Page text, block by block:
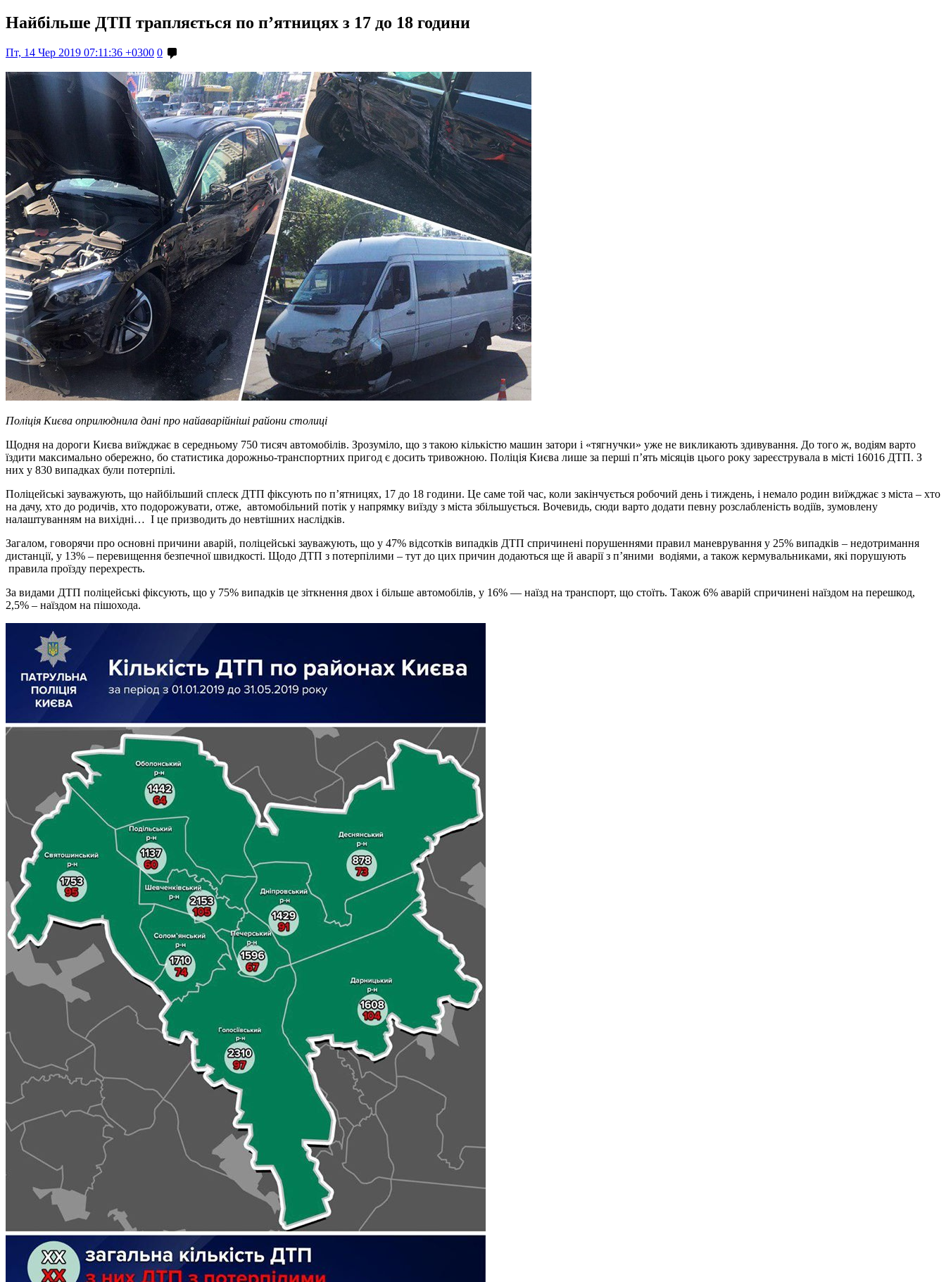
Найбільше ДТП трапляється по п’ятницях з 17 до 18 години
Пт, 14 Чер 2019 07:11:36 +0300 0
Поліція Києва оприлюднила дані про найаварійніші райони столиці
Щодня на дороги Києва виїжджає в середньому 750 тисяч автомобілів. Зрозуміло, що з такою кількістю машин затори і «тягнучки» уже не викликають здивування. До того ж, водіям варто
їздити максимально обережно, бо статистика дорожньо-транспортних пригод є досить тривожною. Поліція Києва лише за перші п’ять місяців цього року зареєструвала в місті 16016 ДТП. З
них у 830 випадках були потерпілі.
Поліцейські зауважують, що найбільший сплеск ДТП фіксують по п’ятницях, 17 до 18 години. Це саме той час, коли закінчується робочий день і тиждень, і немало родин виїжджає з міста – хто
на дачу, хто до родичів, хто подорожувати, отже, автомобільний потік у напрямку виїзду з міста збільшується. Вочевидь, сюди варто додати певну розслабленість водіїв, зумовлену
налаштуванням на вихідні… І це призводить до невтішних наслідків.
Загалом, говорячи про основні причини аварій, поліцейські зауважують, що у 47% відсотків випадків ДТП спричинені порушеннями правил маневрування у 25% випадків – недотримання
дистанції, у 13% – перевищення безпечної швидкості. Щодо ДТП з потерпілими – тут до цих причин додаються ще й аварії з п’яними водіями, а також кермувальниками, які порушують
правила проїзду перехресть.
За видами ДТП поліцейські фіксують, що у 75% випадків це зіткнення двох і більше автомобілів, у 16% — наїзд на транспорт, що стоїть. Також 6% аварій спричинені наїздом на перешкод,
2,5% – наїздом на пішохода.